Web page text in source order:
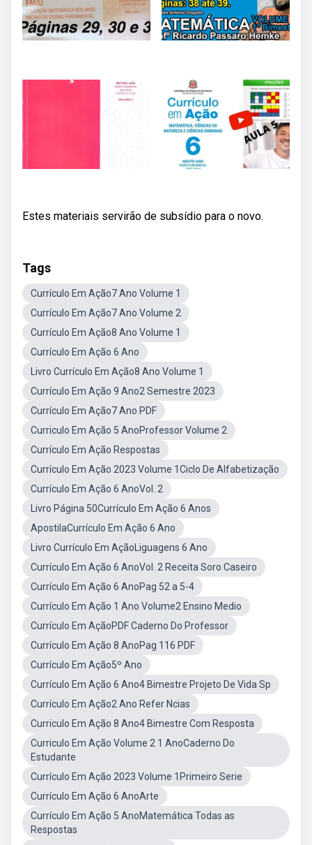
Estes materiais servirão de subsídio para o novo.
Tags
Currículo Em Ação7 Ano Volume 1
Currículo Em Ação7 Ano Volume 2
Currículo Em Ação8 Ano Volume 1
Currículo Em Ação 6 Ano
Livro Currículo Em Ação8 Ano Volume 1
Currículo Em Ação 9 Ano2 Semestre 2023
Currículo Em Ação7 Ano PDF
Curriculo Em Ação 5 AnoProfessor Volume 2
Currículo Em Ação Respostas
Currículo Em Ação 2023 Volume 1Ciclo De Alfabetização
Currículo Em Ação 6 AnoVol. 2
Livro Página 50Currículo Em Ação 6 Anos
ApostilaCurrículo Em Ação 6 Ano
Livro Currículo Em AçãoLiguagens 6 Ano
Currículo Em Ação 6 AnoVol. 2 Receita Soro Caseiro
Currículo Em Ação 6 AnoPag 52 a 5-4
Currículo Em Ação 1 Ano Volume2 Ensino Medio
Currículo Em AçãoPDF Caderno Do Professor
Currículo Em Ação 8 AnoPag 116 PDF
Currículo Em Ação5º Ano
Currículo Em Ação 6 Ano4 Bimestre Projeto De Vida Sp
Currículo Em Ação2 Ano Refer Ncias
Curriculo Em Ação 8 Ano4 Bimestre Com Resposta
Curriculo Em Ação Volume 2 1 AnoCaderno Do
Estudante
Currículo Em Ação 2023 Volume 1Primeiro Serie
Currículo Em Ação 6 AnoArte
Currículo Em Ação 5 AnoMatemática Todas as
Respostas